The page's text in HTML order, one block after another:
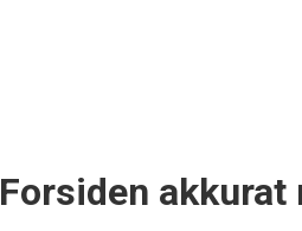
Forsiden akkurat